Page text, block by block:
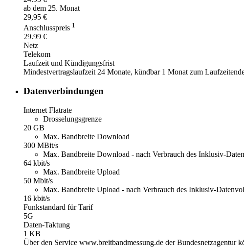
ab dem 25. Monat
29,95 €
Anschlusspreis 1
29.99 €
Netz
Telekom
Laufzeit und Kündigungsfrist
Mindestvertragslaufzeit 24 Monate, kündbar 1 Monat zum
Datenverbindungen
Internet Flatrate
Drosselungsgrenze
20 GB
Max. Bandbreite Download
300 MBit/s
Max. Bandbreite Download - nach Verbrauch des Inklusiv-
64 kbit/s
Max. Bandbreite Upload
50 Mbit/s
Max. Bandbreite Upload - nach Verbrauch des Inklusiv-
16 kbit/s
Funkstandard für Tarif
5G
Daten-Taktung
1 KB
Über den Service www.breitbandmessung.de der Bundesnetzagentur